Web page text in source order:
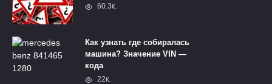
60.3к.
Как узнать где собиралась
машина? Значение VIN —
кода
22к.